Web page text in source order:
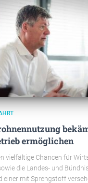
ermöglichen
vielfältige Chancen für
die Landes- und
einer mit Sprengstoff